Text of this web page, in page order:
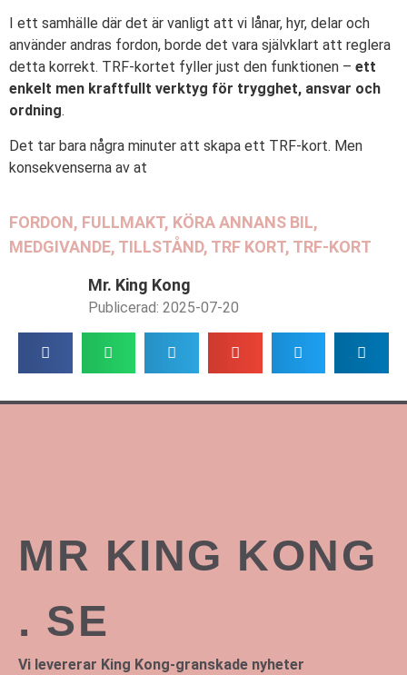
I ett samhälle där det är vanligt att vi lånar, hyr, delar och
använder andras fordon, borde det vara självklart att reglera
detta korrekt. TRF-kortet fyller just den funktionen – ett
enkelt men kraftfullt verktyg för trygghet, ansvar och
ordning.
Det tar bara några minuter att skapa ett TRF-kort. Men
konsekvenserna av at
FORDON, FULLMAKT, KÖRA ANNANS BIL,
MEDGIVANDE, TILLSTÅND, TRF KORT, TRF-KORT
Mr. King Kong
Publicerad: 2025-07-20
MR KING KONG
. SE
Vi levererar King Kong-granskade nyheter